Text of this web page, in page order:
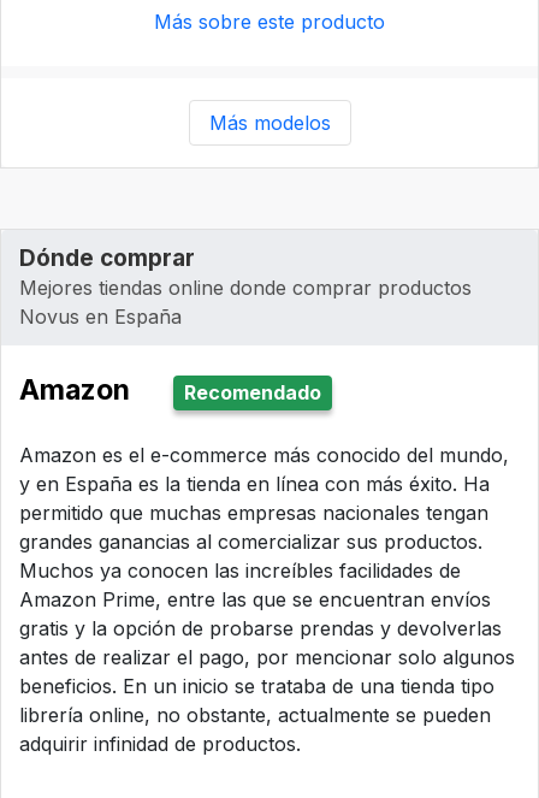
Más sobre este producto
Más modelos
Dónde comprar
Mejores tiendas online donde comprar productos
Novus en España
Amazon Recomendado
Amazon es el e-commerce más conocido del mundo,
y en España es la tienda en línea con más éxito. Ha
permitido que muchas empresas nacionales tengan
grandes ganancias al comercializar sus productos.
Muchos ya conocen las increíbles facilidades de
Amazon Prime, entre las que se encuentran envíos
gratis y la opción de probarse prendas y devolverlas
antes de realizar el pago, por mencionar solo algunos
beneficios. En un inicio se trataba de una tienda tipo
librería online, no obstante, actualmente se pueden
adquirir infinidad de productos.